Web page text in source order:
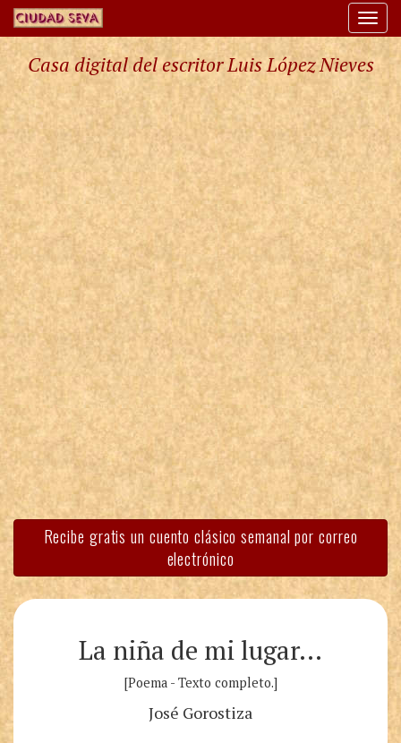
Casa digital del escritor Luis López Nieves
Recibe gratis un cuento clásico semanal por correo
electrónico
La niña de mi lugar…
[Poema - Texto completo.]
José Gorostiza